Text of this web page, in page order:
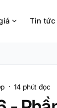
Tin tức
· 14 phút đọc